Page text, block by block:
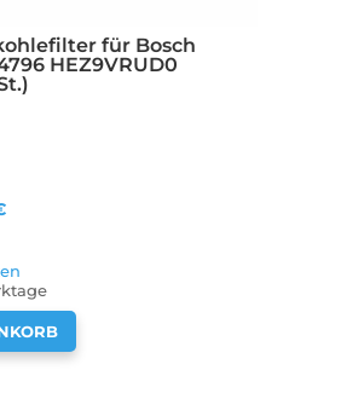
für Bosch
HEZ9VRUD0